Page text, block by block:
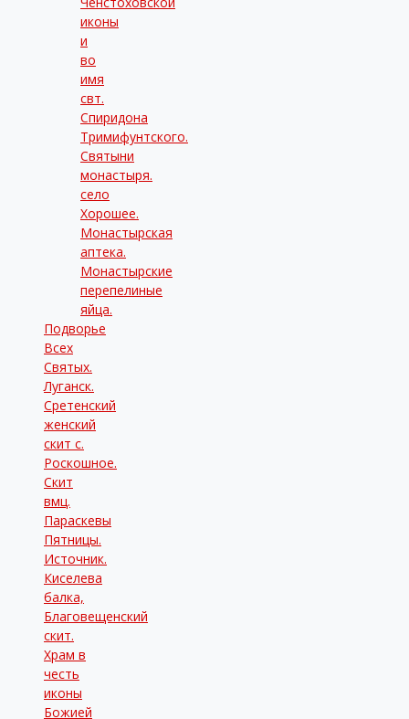
иконы
и
во
имя
свт.
Спиридона
Тримифунтского.
Святыни
монастыря.
село
Хорошее.
Монастырская
аптека.
Монастырские
перепелиные
яйца.
Подворье
Всех
Святых.
Луганск.
Сретенский
женский
скит с.
Роскошное.
Скит
вмц.
Параскевы
Пятницы.
Источник.
Киселева
балка,
Благовещенский
скит.
Храм в
честь
иконы
Божией